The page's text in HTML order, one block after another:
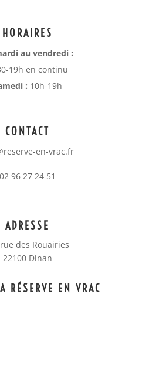
HORAIRES
au vendredi :
19h en continu
: 10h-19h
CONTACT
en-vrac.fr
02 96 27 24 51
ADRESSE
des Rouairies
22100 Dinan
RÉSERVE EN VRAC